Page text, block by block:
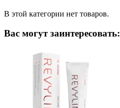
В этой категории нет товаров.
Вас могут заинтересовать: